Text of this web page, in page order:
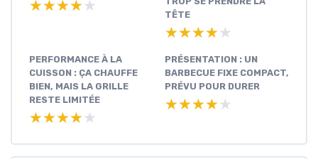
★★★★★
★★★★★
TÊTE
★★★★★
★★★★★
PERFORMANCE À LA
CUISSON : ÇA CHAUFFE
BIEN, MAIS LA GRILLE
RESTE LIMITÉE
★★★★★
★★★★★
PRÉSENTATION : UN
BARBECUE FIXE COMPACT,
PRÉVU POUR DURER
★★★★★
★★★★★